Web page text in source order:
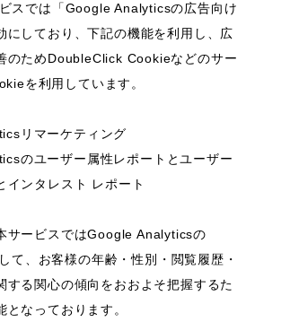
ビスでは「Google Analyticsの広告向け
にしており、下記の機能を利用し、広
のためDoubleClick Cookieなどのサー
を利用しています。
リマーケティング
のユーザー属性レポートとユーザー
インタレスト レポート
サービスではGoogle Analyticsの
て、お客様の年齢・性別・閲覧履歴・
する関心の傾向をおおよそ把握するた
となっております。